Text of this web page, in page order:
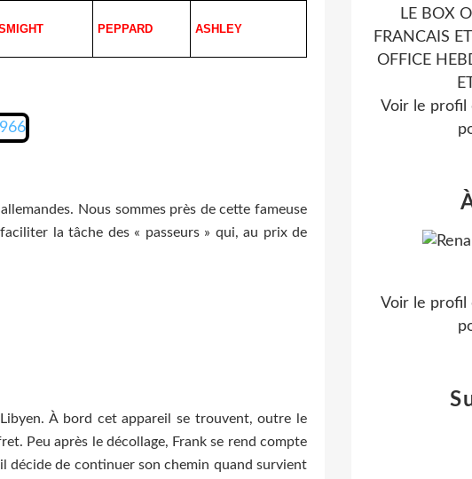
PEPPARD ASHLEY
Nous sommes près de cette fameuse
la tâche des « passeurs » qui, au prix de
À bord cet appareil se trouvent, outre le
Peu après le décollage, Frank se rend compte
décide de continuer son chemin quand survient
LE BOX
FRANCAIS
OFFICE
Voir le
Voir le